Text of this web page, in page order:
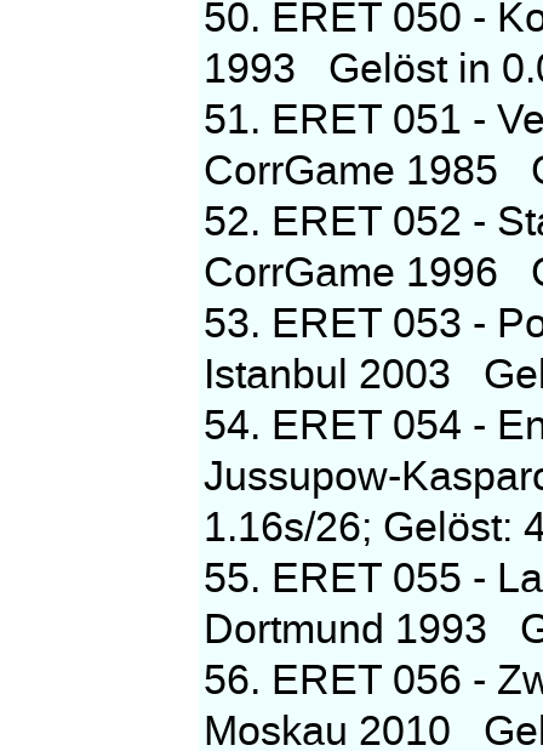
50. ERET 050 -
1993 Gelöst in
51. ERET 051 -
CorrGame 1985
52. ERET 052 -
CorrGame 1996
53. ERET 053 -
Istanbul 2003
54. ERET 054 -
Jussupow-
1.16s/26; Gelöst:
55. ERET 055 -
Dortmund 1993
56. ERET 056 -
Moskau 2010